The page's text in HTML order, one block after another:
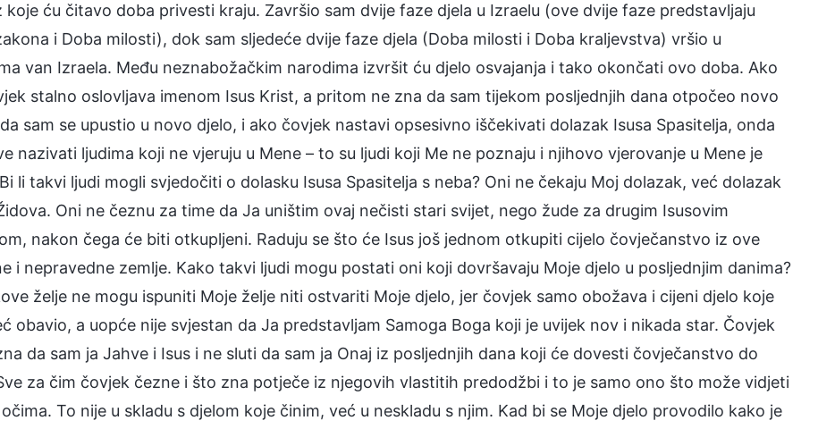
koje ću čitavo doba privesti kraju. Završio sam dvije faze djela u Izraelu (ove dvije faze predstavljaju
i Doba milosti), dok sam sljedeće dvije faze djela (Doba milosti i Doba kraljevstva) vršio u
van Izraela. Među neznabožačkim narodima izvršit ću djelo osvajanja i tako okončati ovo doba. Ako
stalno oslovljava imenom Isus Krist, a pritom ne zna da sam tijekom posljednjih dana otpočeo novo
sam se upustio u novo djelo, i ako čovjek nastavi opsesivno iščekivati dolazak Isusa Spasitelja, onda
nazivati ljudima koji ne vjeruju u Mene – to su ljudi koji Me ne poznaju i njihovo vjerovanje u Mene je
li takvi ljudi mogli svjedočiti o dolasku Isusa Spasitelja s neba? Oni ne čekaju Moj dolazak, već dolazak
Oni ne čeznu za time da Ja uništim ovaj nečisti stari svijet, nego žude za drugim Isusovim
nakon čega će biti otkupljeni. Raduju se što će Isus još jednom otkupiti cijelo čovječanstvo iz ove
i nepravedne zemlje. Kako takvi ljudi mogu postati oni koji dovršavaju Moje djelo u posljednjim danima?
želje ne mogu ispuniti Moje želje niti ostvariti Moje djelo, jer čovjek samo obožava i cijeni djelo koje
obavio, a uopće nije svjestan da Ja predstavljam Samoga Boga koji je uvijek nov i nikada star. Čovjek
da sam ja Jahve i Isus i ne sluti da sam ja Onaj iz posljednjih dana koji će dovesti čovječanstvo do
za čim čovjek čezne i što zna potječe iz njegovih vlastitih predodžbi i to je samo ono što može vidjeti
To nije u skladu s djelom koje činim, već u neskladu s njim. Kad bi se Moje djelo provodilo kako je